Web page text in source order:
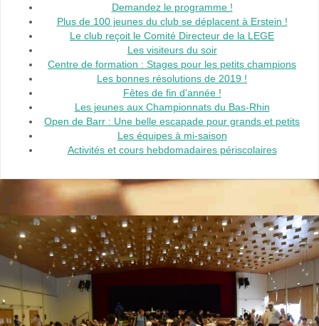
Demandez le programme !
Plus de 100 jeunes du club se déplacent à Erstein !
Le club reçoit le Comité Directeur de la LEGE
Les visiteurs du soir
Centre de formation : Stages pour les petits champions
Les bonnes résolutions de 2019 !
Fêtes de fin d'année !
Les jeunes aux Championnats du Bas-Rhin
Open de Barr : Une belle escapade pour grands et petits
Les équipes à mi-saison
Activités et cours hebdomadaires périscolaires